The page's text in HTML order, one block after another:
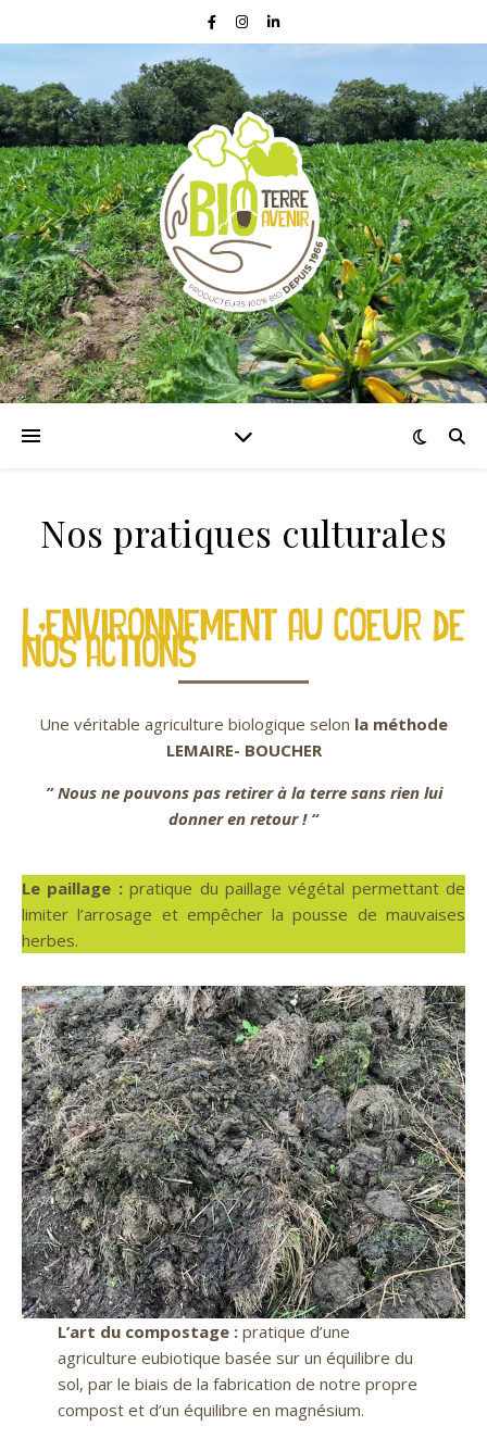
Nos pratiques culturales
L’environnement au coeur de
nos actions
Une véritable agriculture biologique selon la méthode
LEMAIRE- BOUCHER
” Nous ne pouvons pas retirer à la terre sans rien lui
donner en retour ! “
Le paillage : pratique du paillage végétal permettant de
limiter l’arrosage et empêcher la pousse de mauvaises
herbes.
L’art du compostage :pratique d’une
agriculture eubiotique basée sur un équilibre du
sol, par le biais de la fabrication de notre propre
compost et d’un équilibre en magnésium.